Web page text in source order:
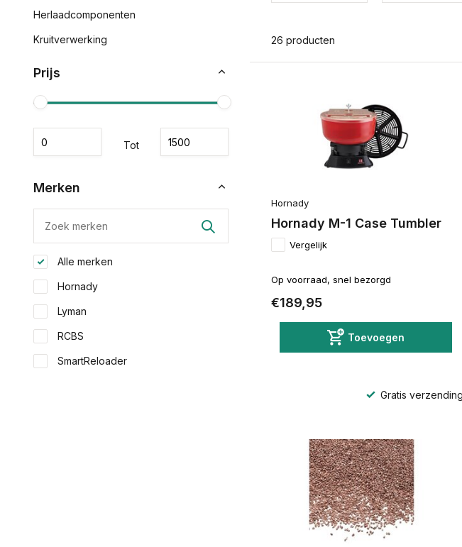
Herlaadcomponenten
Kruitverwerking
Prijs
Tot
Merken
Alle merken
Hornady
Lyman
RCBS
SmartReloader
26 producten
Hornady
Hornady M-1 Case Tumbler
Vergelijk
Op voorraad, snel bezorgd
€189,95
Toevoegen
Gratis